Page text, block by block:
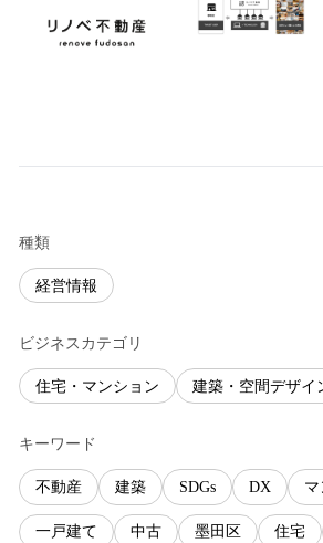
種類
経営情報
ビジネスカテゴリ
住宅・マンション 建築・空間デザイ
キーワード
不動産 建築 SDGs DX マ
一戸建て 中古 墨田区 住宅